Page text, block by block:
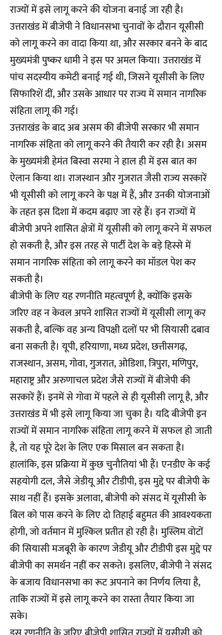
राज्यों में इसे लागू करने की योजना बनाई जा रही है।
उत्तराखंड में बीजेपी ने विधानसभा चुनावों के दौरान यूसीसी
को लागू करने का वादा किया था, और सरकार बनने के बाद
मुख्यमंत्री पुष्कर धामी ने इस पर अमल किया। उत्तराखंड में
पांच सदस्यीय कमेटी बनाई गई थी, जिसने यूसीसी के लिए
सिफारिशें दीं, और उसके आधार पर राज्य में समान नागरिक
संहिता लागू की गई।
उत्तराखंड के बाद अब असम की बीजेपी सरकार भी समान
नागरिक संहिता को लागू करने की तैयारी कर रही है। असम
के मुख्यमंत्रीहेमंत बिस्वा सरमाने हाल ही में इस बात का
ऐलान किया था। राजस्थान और गुजरात जैसी राज्य सरकारें
भीयूसीसीको लागू करने के पक्ष में हैं, और उनकी योजनाओं
के तहत इस दिशा में कदम बढ़ाए जा रहे हैं। इन राज्यों में
बीजेपी अपने शासित क्षेत्रों में यूसीसी को लागू करने में सफल
हो सकती है, और इस तरह से पार्टी देश के बड़े हिस्से में
समान नागरिक संहिता को लागू करने का मॉडल पेश कर
सकती है।
बीजेपी के लिए यह रणनीति महत्वपूर्ण है, क्योंकि इसके
जरिए वह न केवल अपने शासित राज्यों में यूसीसी लागू कर
सकती है, बल्कि वह अन्य विपक्षी दलों पर भी सियासी दबाव
बना सकती है। यूपी, हरियाणा, मध्य प्रदेश, छत्तीसगढ़,
राजस्थान, असम, गोवा, गुजरात, ओडिशा, त्रिपुरा, मणिपुर,
महाराष्ट्र और अरुणाचल प्रदेश जैसे राज्यों में बीजेपी की
सरकारें हैं। इनमें से गोवा में पहले से ही यूसीसी लागू है, और
उत्तराखंड में भी इसे लागू किया जा चुका है। यदि बीजेपी इन
राज्यों में समान नागरिक संहिता लागू करने में सफल हो जाती
है, तो यह पूरे देश के लिए एक मिसाल बन सकता है।
हालांकि, इस प्रक्रिया में कुछ चुनौतियां भी हैं।एनडीएके कई
सहयोगी दल, जैसे जेडीयू और टीडीपी, इस मुद्दे पर बीजेपी के
साथ नहीं हैं। इसके अलावा, बीजेपी को संसद में यूसीसी के
बिल को पास करने के लिए दो तिहाई बहुमत की आवश्यकता
होगी, जो वर्तमान में मुश्किल प्रतीत हो रही है। मुस्लिम वोटों
की सियासी मजबूरी के कारण जेडीयू और टीडीपी इस मुद्दे पर
बीजेपी का समर्थन नहीं कर सकते। इसलिए, बीजेपी ने संसद
के बजाय विधानसभा का रूट अपनाने का निर्णय लिया है,
ताकि राज्यों में इसे लागू करने का रास्ता तैयार किया जा
सके।